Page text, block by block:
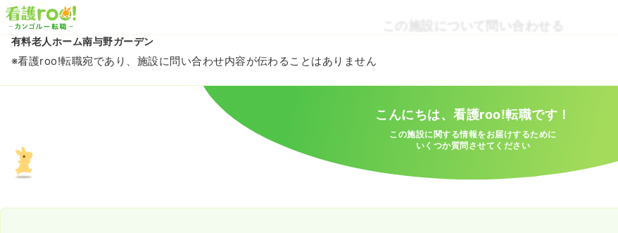
この施設について問い合わせる
有料老人ホーム南与野ガーデン
※看護roo!転職宛であり、施設に問い合わせ内容が伝わることはありません
こんにちは、看護roo!転職です！
この施設に関する情報をお届けするために
いくつか質問させてください